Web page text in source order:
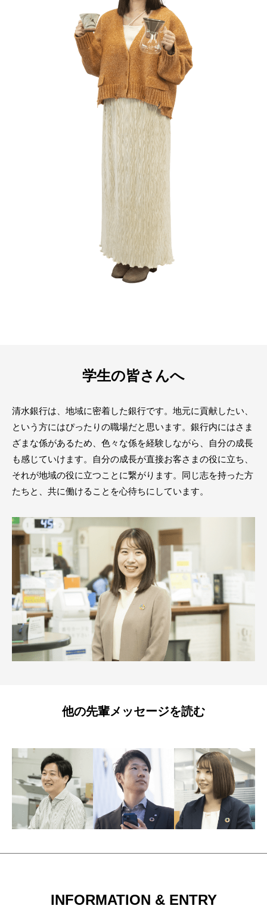
学生の皆さんへ
清水銀行は、地域に密着した銀行です。地元に貢献したい、
という方にはぴったりの職場だと思います。銀行内にはさま
ざまな係があるため、色々な係を経験しながら、自分の成長
も感じていけます。自分の成長が直接お客さまの役に立ち、
それが地域の役に立つことに繋がります。同じ志を持った方
たちと、共に働けることを心待ちにしています。
他の先輩メッセージを読む
INFORMATION & ENTRY